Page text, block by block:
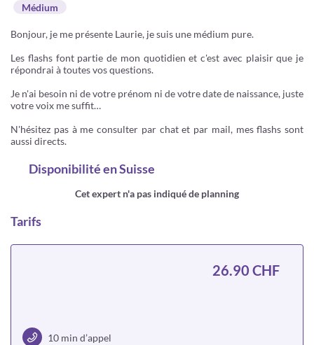
Médium
Bonjour, je me présente Laurie, je suis une médium pure.
Les flashs font partie de mon quotidien et c'est avec plaisir que je
répondrai à toutes vos questions.
Je n'ai besoin ni de votre prénom ni de votre date de naissance, juste
votre voix me suffit…
N'hésitez pas à me consulter par chat et par mail, mes flashs sont
aussi directs.
Disponibilitéen Suisse
Cet expert n'a pas indiqué de planning
Tarifs
10 min d’appel
26.90 CHF